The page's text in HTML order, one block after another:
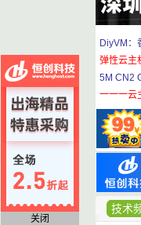
DiyVM：
弹性云主
5M CN2
一一一云
技术
关闭